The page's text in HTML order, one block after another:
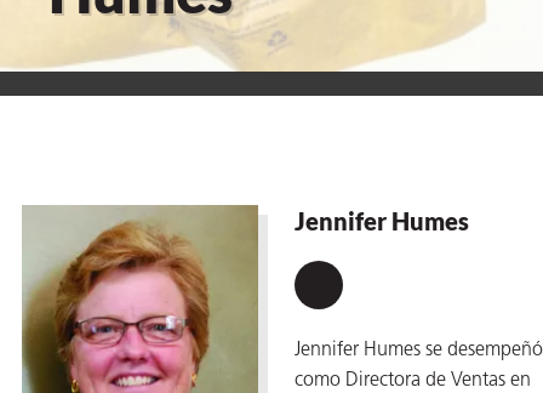
Jennifer Humes
Jennifer Humes se desempeñó
como Directora de Ventas en
e